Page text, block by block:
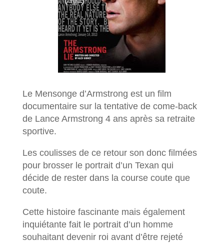
Le Mensonge d’Armstrong est un film
documentaire sur la tentative de come-back
de Lance Armstrong 4 ans après sa retraite
sportive.
Les coulisses de ce retour son donc filmées
pour brosser le portrait d’un Texan qui
décide de rester dans la course coute que
coute.
Cette histoire fascinante mais également
inquiétante fait le portrait d’un homme
souhaitant devenir roi avant d’être rejeté